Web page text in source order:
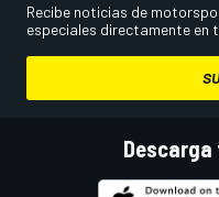
Recibe noticias de
especiales directamente en